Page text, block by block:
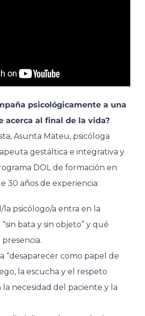
psicológicamente a una
acerca al final de la vida?
Asunta Mateu, psicóloga
gestáltica e integrativa y
DOL de formación en
30 años de experiencia:
la psicólogo/a entra en la
bata y sin objeto” y qué
“desaparecer como papel de
la escucha y el respeto
la necesidad del paciente y la